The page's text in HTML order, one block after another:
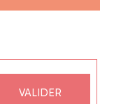
SOINS &
VALIDER